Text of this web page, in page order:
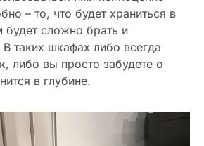
– то, что будет храниться в
будет сложно брать и
таких шкафах либо всегда
либо вы просто забудете о
в глубине.